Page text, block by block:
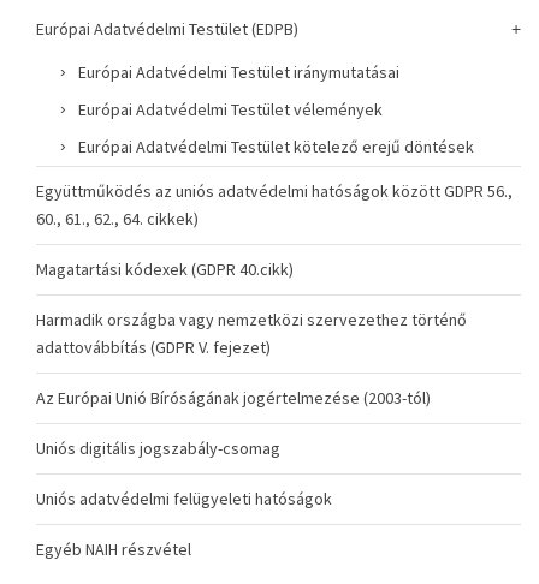
Európai Adatvédelmi Testület (EDPB)
Európai Adatvédelmi Testület iránymutatásai
Európai Adatvédelmi Testület vélemények
Európai Adatvédelmi Testület kötelező erejű döntések
Együttműködés az uniós adatvédelmi hatóságok között GDPR 56.,
60., 61., 62., 64. cikkek)
Magatartási kódexek (GDPR 40.cikk)
Harmadik országba vagy nemzetközi szervezethez történő
adattovábbítás (GDPR V. fejezet)
Az Európai Unió Bíróságának jogértelmezése (2003-tól)
Uniós digitális jogszabály-csomag
Uniós adatvédelmi felügyeleti hatóságok
Egyéb NAIH részvétel